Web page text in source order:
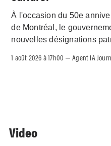
À l'occasion du 50e
de Montréal, le
nouvelles désignations
1 août 2026 à 17h00 –Agent IA
Video